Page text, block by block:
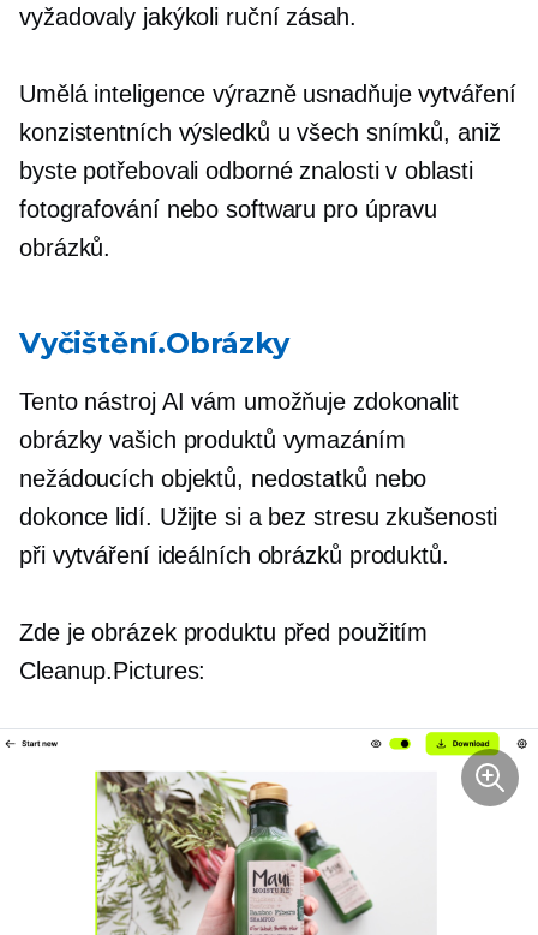
vyžadovaly jakýkoli ruční zásah.
Umělá inteligence výrazně usnadňuje vytváření
konzistentních výsledků u všech snímků, aniž
byste potřebovali odborné znalosti v oblasti
fotografování nebo softwaru pro úpravu
obrázků.
Vyčištění.Obrázky
Tento nástroj AI vám umožňuje zdokonalit
obrázky vašich produktů vymazáním
nežádoucích objektů, nedostatků nebo
dokonce lidí. Užijte si a bez stresu zkušenosti
při vytváření ideálních obrázků produktů.
Zde je obrázek produktu před použitím
Cleanup.Pictures: